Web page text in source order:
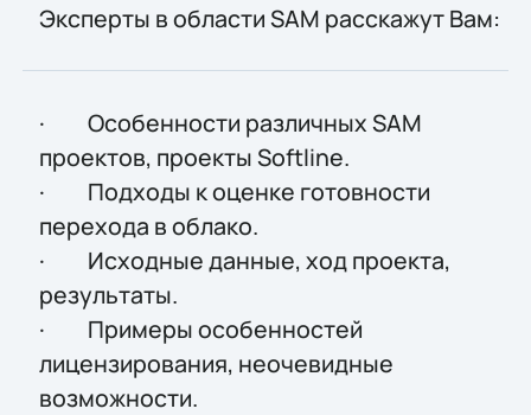
Эксперты в области SAM расскажут Вам:
· Особенности различных SAM
проектов, проекты Softline.
· Подходы к оценке готовности
перехода в облако.
· Исходные данные, ход проекта,
результаты.
· Примеры особенностей
лицензирования, неочевидные
возможности.